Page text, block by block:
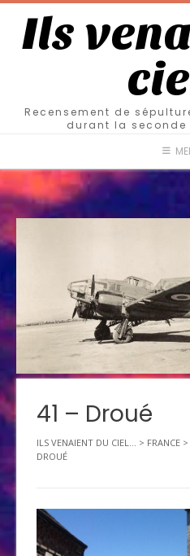
Ils
Recensement de
durant la seconde
41 – Droué
ILS VENAIENT DU CIEL... > FRANCE >
DROUÉ